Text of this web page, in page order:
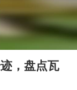
陕西柞水遭遇暴雨五千余户群众转移
银行午休1.5小时 留个窗口行不行
东沿海登陆
军补货难
装举行会谈
02:23
，盘点瓦